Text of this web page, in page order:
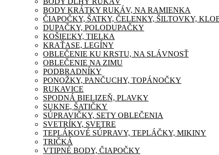
BODY KRÁTKY RUKÁV, NA RAMIENKA
ČIAPOČKY, ŠATKY, ČELENKY, ŠILTOVKY,
DUPAČKY, POLODUPAČKY
KOŠIEĽKY, TIELKA
KRAŤASE, LEGÍNY
OBLEČENIE KU KRSTU, NA SLÁVNOSŤ
OBLEČENIE NA ZIMU
PODBRADNÍKY
PONOŽKY, PANČUCHY, TOPÁNOČKY
RUKAVICE
SPODNÁ BIELIZEŇ, PLAVKY
SUKNE, ŠATIČKY
SÚPRAVIČKY, SETY OBLEČENIA
SVETRÍKY, SVETRE
TEPLÁKOVÉ SÚPRAVY, TEPLÁČKY, MIKINY
TRIČKÁ
VTIPNÉ BODY, ČIAPOČKY